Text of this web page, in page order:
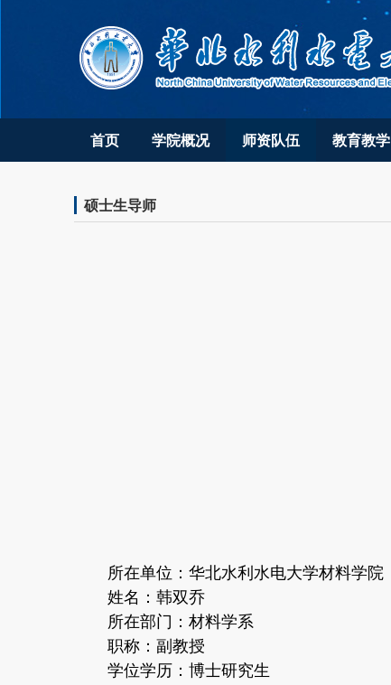
首页 学院概况 师资队伍 教育教学
硕士生导师
所在单位：华北水利水电大学材料学院
姓名：韩双乔
所在部门：材料学系
职称：副教授
学位学历：博士研究生